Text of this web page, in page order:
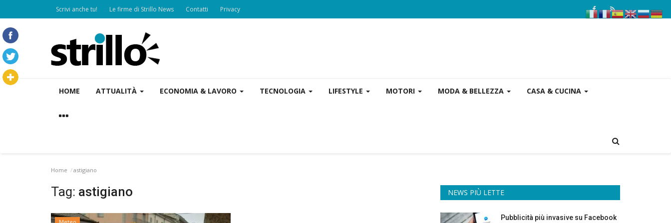
Scrivi anche tu! Le firme di Strillo News Contatti Privacy
HOME ATTUALITÀ ECONOMIA & LAVORO TECNOLOGIA LIFESTYLE MOTORI MODA & BELLEZZA CASA & CUCINA
Home astigiano
Tag: astigiano NEWS PIÙ LETTE
Pubblicità più invasive su Facebook